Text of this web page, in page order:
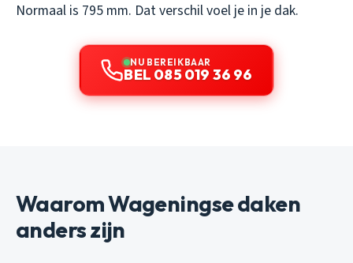
Normaal is 795 mm. Dat verschil voel je in je dak.
NU BEREIKBAAR
BEL 085 019 36 96
Waarom Wageningse daken
anders zijn